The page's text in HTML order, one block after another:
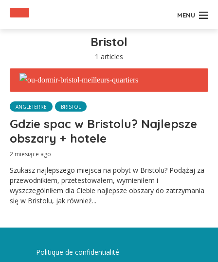
MENU
Bristol
1 articles
ANGLETERRE BRISTOL
Gdzie spac w Bristolu? Najlepsze
obszary + hotele
2 miesiące ago
Szukasz najlepszego miejsca na pobyt w Bristolu? Podążaj za
przewodnikiem, przetestowałem, wymieniłem i
wyszczególniłem dla Ciebie najlepsze obszary do zatrzymania
się w Bristolu, jak również...
Politique de confidentialité